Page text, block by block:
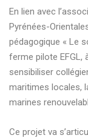
En lien avec
Pyrénées-
pédagogique « Le
ferme pilote EFGL,
sensibiliser
maritimes locales,
marines
Ce projet va